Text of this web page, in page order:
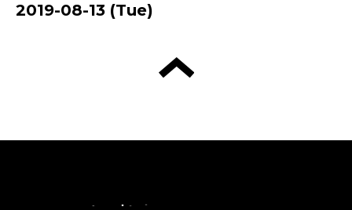
2019-08-13 (Tue)